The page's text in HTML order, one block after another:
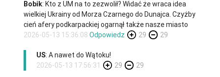
Bobik: Kto z UM na to zezwolił? Widać że wraca idea
wielkiej Ukrainy od Morza Czarnego do Dunajca. Czyżby
cień afery podkarpackiej ogarnął także nasze miasto
2026-05-13 15:36:08 Odpowiedz 29 29
US: A nawet do Wątoku!
2026-05-13 17:56:31
29 29